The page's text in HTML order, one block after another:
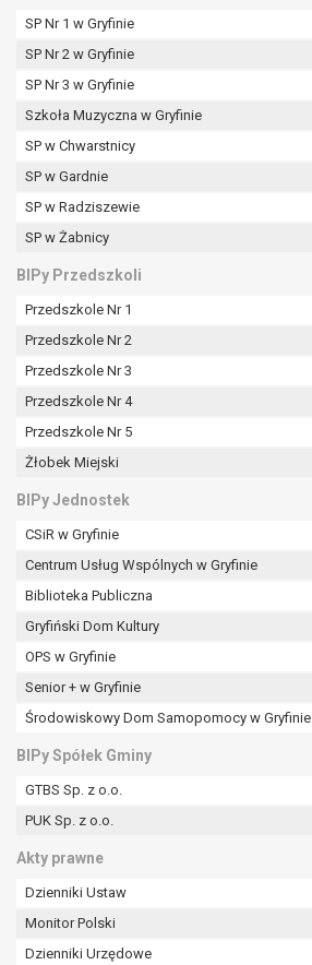
SP Nr 1 w Gryfinie
SP Nr 2 w Gryfinie
SP Nr 3 w Gryfinie
Szkoła Muzyczna w Gryfinie
SP w Chwarstnicy
SP w Gardnie
SP w Radziszewie
SP w Żabnicy
BIPy Przedszkoli
Przedszkole Nr 1
Przedszkole Nr 2
Przedszkole Nr 3
Przedszkole Nr 4
Przedszkole Nr 5
Żłobek Miejski
BIPy Jednostek
CSiR w Gryfinie
Centrum Usług Wspólnych w Gryfinie
Biblioteka Publiczna
Gryfiński Dom Kultury
OPS w Gryfinie
Senior + w Gryfinie
Środowiskowy Dom Samopomocy w Gryfinie
BIPy Spółek Gminy
GTBS Sp. z o.o.
PUK Sp. z o.o.
Akty prawne
Dzienniki Ustaw
Monitor Polski
Dzienniki Urzędowe